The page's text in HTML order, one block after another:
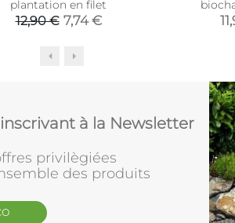
plantation en filet
12,90 € 7,74 €
à la Newsletter
privilègiées
des produits